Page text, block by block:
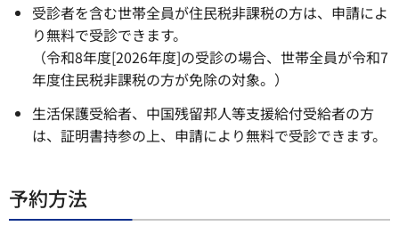
受診者を含む世帯全員が住民税非課税の方は、申請によ
り無料で受診できます。
（令和8年度[2026年度]の受診の場合、世帯全員が令和7
年度住民税非課税の方が免除の対象。）
生活保護受給者、中国残留邦人等支援給付受給者の方
は、証明書持参の上、申請により無料で受診できます。
予約方法